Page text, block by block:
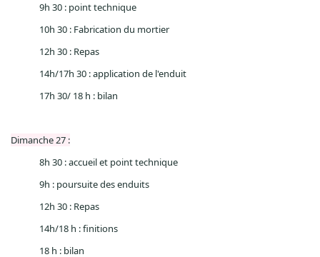
9h 30 : point technique
10h 30 : Fabrication du mortier
12h 30 : Repas
14h/17h 30 : application de l'enduit
17h 30/ 18 h : bilan
Dimanche 27 :
8h 30 : accueilet point technique
9h : poursuite des enduits
12h 30 : Repas
14h/18 h : finitions
18 h : bilan